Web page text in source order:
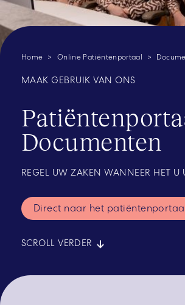
Home Online Patiëntenportaal
MAAK GEBRUIK VAN ONS
Documenten
REGEL UW ZAKEN WANNEER HET U
Direct naar het
SCROLL VERDER